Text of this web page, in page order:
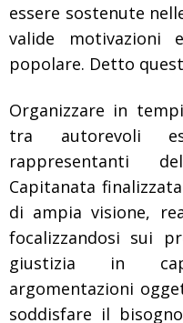
essere sostenute
valide motivazioni
popolare. Detto
Organizzare in
tra autorevoli
rappresentanti
Capitanata
di ampia visione,
focalizzandosi sui
giustizia in
argomentazioni
soddisfare il